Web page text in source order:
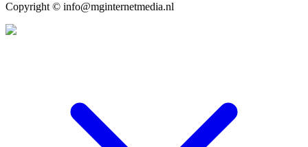
Copyright © info@mginternetmedia.nl